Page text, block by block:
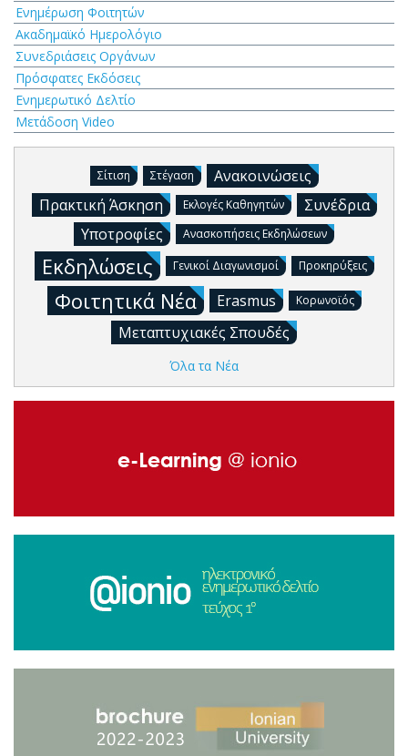
Ενημέρωση Φοιτητών
Ακαδημαϊκό Ημερολόγιο
Συνεδριάσεις Οργάνων
Πρόσφατες Εκδόσεις
Ενημερωτικό Δελτίο
Μετάδοση Video
Σίτιση Στέγαση
Ανακοινώσεις
Πρακτική Άσκηση
Εκλογές Καθηγητών
Συνέδρια
Υποτροφίες
Ανασκοπήσεις Εκδηλώσεων
Εκδηλώσεις Γενικοί Διαγωνισμοί Προκηρύξεις
Φοιτητικά Νέα Erasmus Κορωνοϊός
Μεταπτυχιακές Σπουδές
Όλα τα Νέα